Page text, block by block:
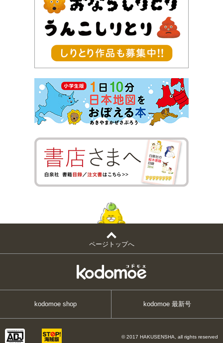
ページトップへ
kodomoe shop kodomoe 最新号
© 2017 HAKUSENSHA, all rights reserved